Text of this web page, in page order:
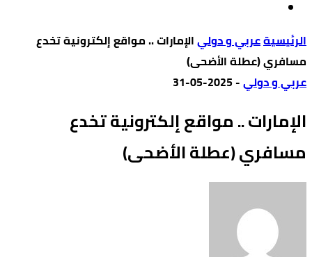
‫الرئيسية‬عربي و دوليالإمارات .. مواقع إلكترونية تخدع
مسافري (عطلة الأضحى)
عربي و دولي-
2025-05-31
الإمارات .. مواقع إلكترونية تخدع
مسافري (عطلة الأضحى)